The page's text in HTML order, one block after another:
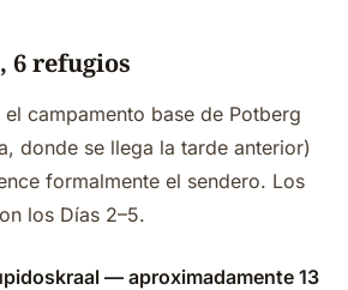
6 refugios
el campamento base de Potberg
donde se llega la tarde anterior)
formalmente el sendero. Los
los Días 2–5.
— aproximadamente 13